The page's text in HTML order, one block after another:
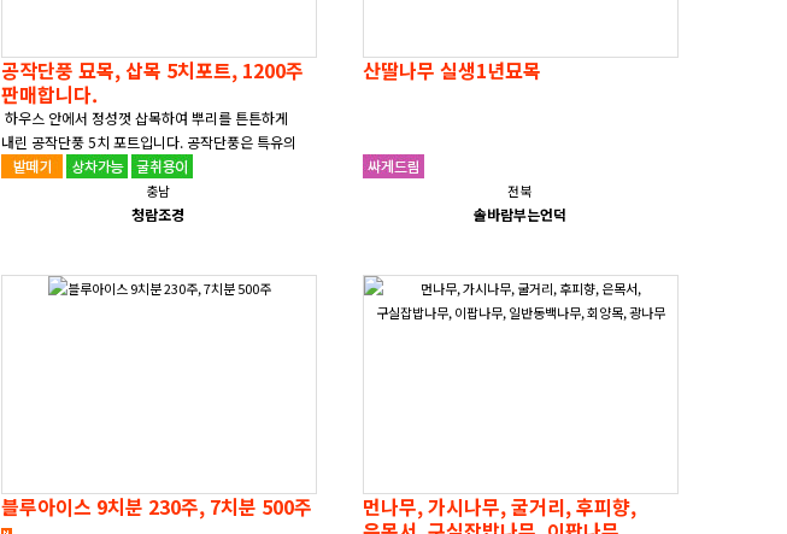
공작단풍 묘목, 삽목 5치포트, 1200주
판매합니다.
하우스 안에서 정성껏 삽목하여 뿌리를 튼튼하게
내린 공작단풍 5치 포트입니다. 공작단풍은 특유의
늘어지는 우아한 수형과 깃털처럼 섬세한 잎 ..
충남
청람조경
산딸나무 실생1년묘목
전북
솔바람부는언덕
블루아이스 9치분 230주, 7치분 500주
먼나무, 가시나무, 굴거리, 후피향,